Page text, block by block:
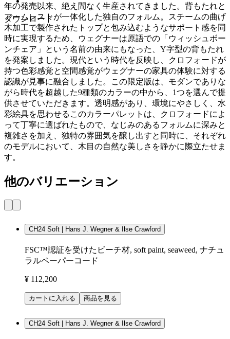
ダウンロード
年の発売以来、絶え間なく生産されてきました。背もたれと
アームレストが一体化した独自のフォルム。スチームの曲げ
木加工で製作されたトップと包み込むようなサポート感を同
時に実現するため、ウェグナーは原語での「ウィッシュボー
ンチェア」という名前の由来にもなった、Y字型の背もたれ
を発案しました。現代という時代を反映し、クロフォードが
持つ色彩感覚と空間感覚がウェグナーの家具の体験に対する
認識が見事に融合しました。この限定版は、モダンでありな
がら時代を超越した9種類のカラーの中から、1つを選んで提
供させていただきます。透明感があり、環境にやさしく、水
彩絵具を思わせるこのカラーパレットは、クロフォードによ
って丁寧に選ばれたもので、なじみのあるフォルムに深みと
複雑さを加え、独特の雰囲気を醸し出すと同時に、それぞれ
のモデルにおいて、木目の自然な美しさを静かに際立たせま
す。
他のバリエーション
CH24 Soft | Hans J. Wegner & Ilse Crawford
FSC™認証を受けたビーチ材, soft paint, seaweed, ナチュ
ラルペーパーコード
¥ 112,200
カートに入れる 商品を見る
CH24 Soft | Hans J. Wegner & Ilse Crawford